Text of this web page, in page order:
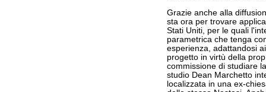
Grazie anche alla
sta ora per trovare
Stati Uniti, per le quali
parametrica che tenga
esperienza, adattandosi
progetto in virtù della
commissione di studiare
studio Dean Marchetto
localizzata in una ex-